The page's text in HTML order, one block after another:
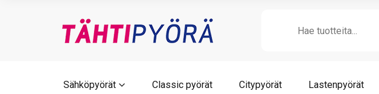
Sähköpyörät Classic pyörät Citypyörät Lastenpyörät